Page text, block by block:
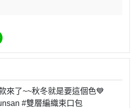
來了~~秋冬就是要這個色💙
#雙層編織束口包